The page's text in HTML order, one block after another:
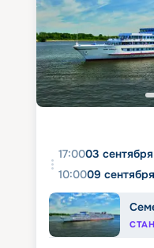
17:0003
10:0009